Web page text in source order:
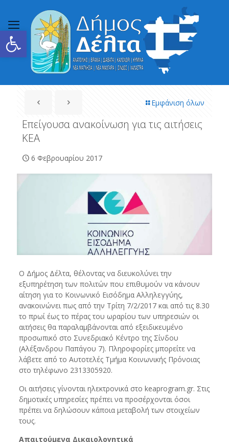
Ανοίξτε τη γραμμή εργαλείων
Εμφάνιση όλων
Επείγουσα ανακοίνωση για τις αιτήσεις
ΚΕΑ
6 Φεβρουαρίου 2017
Ο Δήμος Δέλτα, θέλοντας να διευκολύνει την
εξυπηρέτηση των πολιτών που επιθυμούν να κάνουν
αίτηση για το Κοινωνικό Εισόδημα Αλληλεγγύης,
ανακοινώνει πως από την Τρίτη 7/2/2017 και από τις 8.30
το πρωί έως το πέρας του ωραρίου των υπηρεσιών οι
αιτήσεις θα παραλαμβάνονται από εξειδικευμένο
προσωπικό στο Συνεδριακό Κέντρο της Σίνδου
(Αλέξανδρου Παπάγου 7). Πληροφορίες μπορείτε να
λάβετε από το Αυτοτελές Τμήμα Κοινωνικής Πρόνοιας
στο τηλέφωνο 2313305920.
Οι αιτήσεις γίνονται ηλεκτρονικά στο keaprogram.gr. Στις
δημοτικές υπηρεσίες πρέπει να προσέρχονται όσοι
πρέπει να δηλώσουν κάποια μεταβολή των στοιχείων
τους.
Απαιτούμενα Δικαιολογητικά